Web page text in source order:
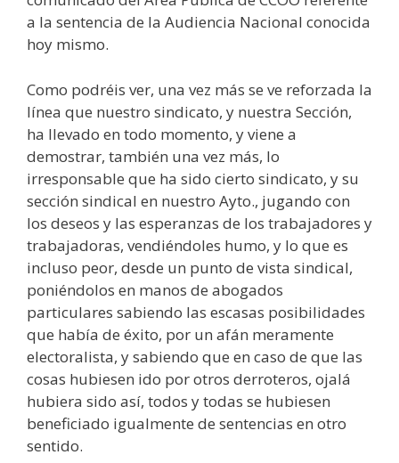
a la sentencia de la Audiencia Nacional conocida
hoy mismo.
Como podréis ver, una vez más se ve reforzada la
línea que nuestro sindicato, y nuestra Sección,
ha llevado en todo momento, y viene a
demostrar, también una vez más, lo
irresponsable que ha sido cierto sindicato, y su
sección sindical en nuestro Ayto., jugando con
los deseos y las esperanzas de los trabajadores y
trabajadoras, vendiéndoles humo, y lo que es
incluso peor, desde un punto de vista sindical,
poniéndolos en manos de abogados
particulares sabiendo las escasas posibilidades
que había de éxito, por un afán meramente
electoralista, y sabiendo que en caso de que las
cosas hubiesen ido por otros derroteros, ojalá
hubiera sido así, todos y todas se hubiesen
beneficiado igualmente de sentencias en otro
sentido.